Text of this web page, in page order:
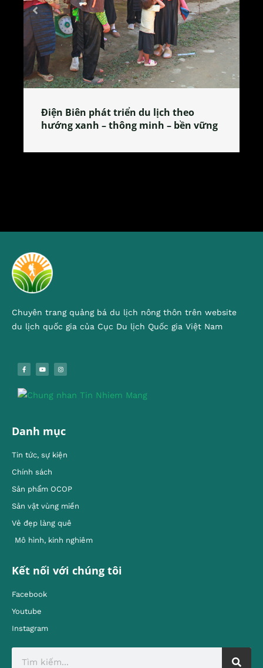
Làng làm bánh tẻ Phú Nhi – nơi lan
tỏa đặc sản xứ Đoài
Chuyên trang quảng bá du lịch nông thôn trên website
du lịch quốc gia của Cục Du lịch Quốc gia Việt Nam
Danh mục
Tin tức, sự kiện
Chính sách
Sản phẩm OCOP
Sản vật vùng miền
Vẻ đẹp làng quê
Mô hình, kinh nghiêm
Kết nối với chúng tôi
Facebook
Youtube
Instagram